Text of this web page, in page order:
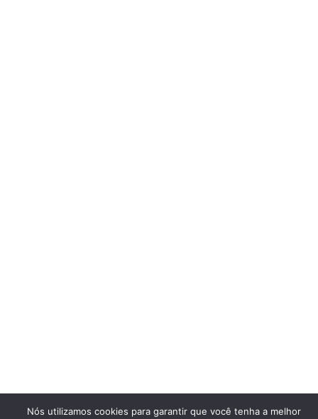
Nós utilizamos cookies para garantir que você tenha a melhor